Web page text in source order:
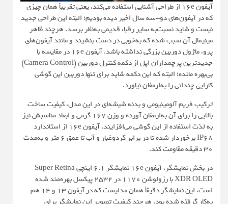
آیفون 16e از طراحی آشنایی استفاده می‌کند، یعنی تقریباً همان چیزی
که در آیفون‌های دو-سه سال اخیر دیده بودیم؛ البته این طراحی جدید
نیست و شاید نسبت‌به سایر رقبا، قدیمی به‌نظر برسد. هرچند ظاهر
مینیمال آن سبب شده که به‌خوبی در دست بنشیند و مانند آیفون‌های
پرو، ماژول دوربین بزرگی نداشته باشد. آیفون 16e در مقایسه با
جدیدترین پرچمداران اپل از دکمه کنترل دوربین (Camera Control)
بی‌بهره مانده؛ البته که این دکمه شاید برای تنها دوربین این گوشی
کارایی چندانی را به‌ارمغان نیاورد.
ترکیب فریم آلومینیومی و بدنه شیشه‌ای در این مدل، کیفیت ساخت
بالایی را برای آن به‌ارمغان آورده و وزن ۱۶۷ گرمی و ابعاد مناسبش نیز
به لذت استفاده از این گوشی می‌افزایند. آیفون 16e از استاندارد
IP68 برخوردار شده تا در برابر گردوغبار و آب تا عمق ۶ متر و به‌مدت
۳۰ دقیقه مقاومت کند.
در بخش نمایشگر، آیفون 16e نمایشگر ۶.۱ اینچی Super Retina
XDR OLED با رزولوشن ۱۱۷۰ در ۲۵۳۲ پیکسل بهره‌مند شده
است. این نمایشگر دقیقاً همان مدلیست که در آیفون ۱۳ و ۱۴ هم
به‌کار گرفته شده بود. هرچند کیفیت تصویر این نمایشگر برای